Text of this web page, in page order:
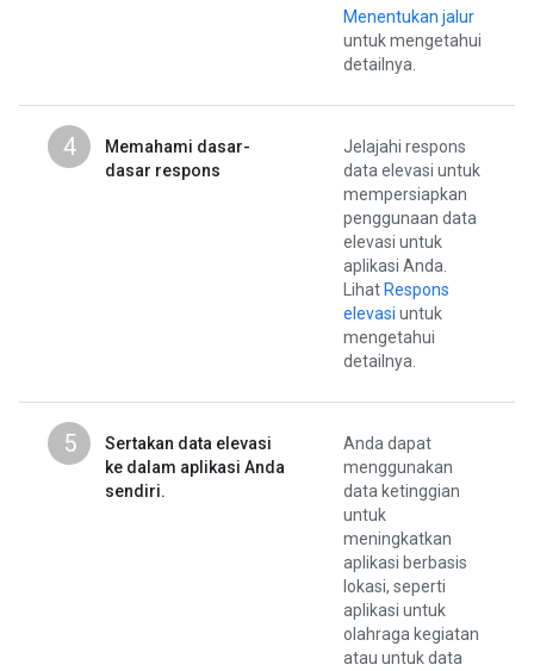
Menentukan jalur
untuk mengetahui
detailnya.
4
Memahami dasar-
dasar respons
Jelajahi respons
data elevasi untuk
mempersiapkan
penggunaan data
elevasi untuk
aplikasi Anda.
Lihat Respons
elevasi untuk
mengetahui
detailnya.
5
Sertakan data elevasi
ke dalam aplikasi Anda
sendiri.
Anda dapat
menggunakan
data ketinggian
untuk
meningkatkan
aplikasi berbasis
lokasi, seperti
aplikasi untuk
olahraga kegiatan
atau untuk data